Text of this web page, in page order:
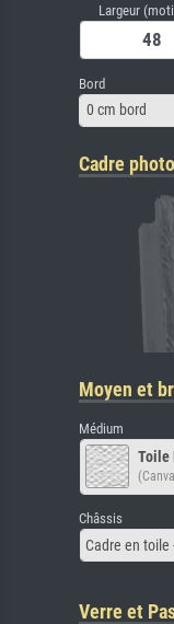
Largeur
Bord
0 cm bord
Cadre photo
Moyen et
Médium
Toile
Châssis
Cadre en toile
Verre et